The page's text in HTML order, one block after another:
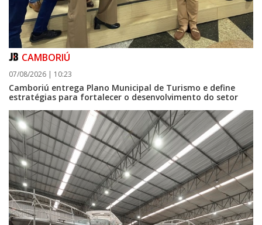
CAMBORIÚ
07/08/2026 | 10:23
Camboriú entrega Plano Municipal de Turismo e define
estratégias para fortalecer o desenvolvimento do setor